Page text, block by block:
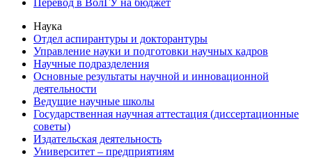
Наука
Отдел аспирантуры и докторантуры
Управление науки и подготовки научных кадров
Научные подразделения
Основные результаты научной и инновационной
деятельности
Ведущие научные школы
Государственная научная аттестация (диссертационные
советы)
Издательская деятельность
Университет – предприятиям